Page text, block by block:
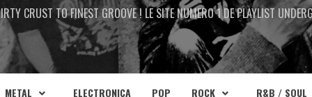
CRUST TO FINEST GROOVE ! LE SITE NUMERO 1 DE PLAYLIST
METAL ELECTRONICA POP ROCK R&B / SOUL